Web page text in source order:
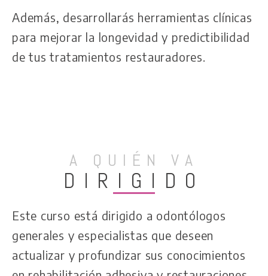
Además, desarrollarás herramientas clínicas
para mejorar la longevidad y predictibilidad
de tus tratamientos restauradores.
A QUIÉN VA
DIRIGIDO
Este curso está dirigido a odontólogos
generales y especialistas que deseen
actualizar y profundizar sus conocimientos